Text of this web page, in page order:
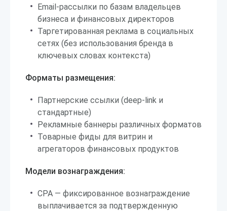
Email-рассылки по базам владельцев
бизнеса и финансовых директоров
Таргетированная реклама в социальных
сетях (без использования бренда в
ключевых словах контекста)
Форматы размещения:
Партнерские ссылки (deep-link и
стандартные)
Рекламные баннеры различных форматов
Товарные фиды для витрин и
агрегаторов финансовых продуктов
Модели вознаграждения:
CPA — фиксированное вознаграждение
выплачивается за подтвержденную